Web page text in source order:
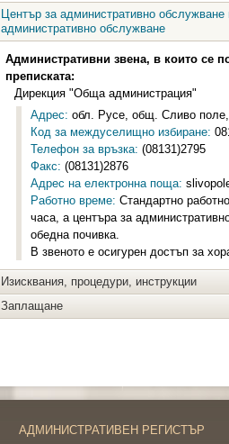
Център за административно обслужване
административно обслужване
Административни звена, в които се
преписката:
Дирекция "Обща администрация"
Адрес: обл. Русе, общ. Сливо
Код за междуселищно избиране:
Телефон за връзка: (08131)2795
Факс: (08131)2876
Адрес на електронна поща:
Работно време: Стандартно
часа, а центъра за
обедна почивка.
В звеното е осигурен достъп за
Изисквания, процедури, инструкции
Заплащане
АДМИНИСТРАТИВЕН РЕГИСТЪР